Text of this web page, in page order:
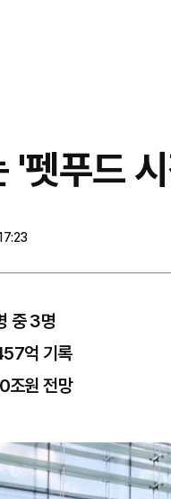
'펫푸드
중 3명
억 기록
조원 전망